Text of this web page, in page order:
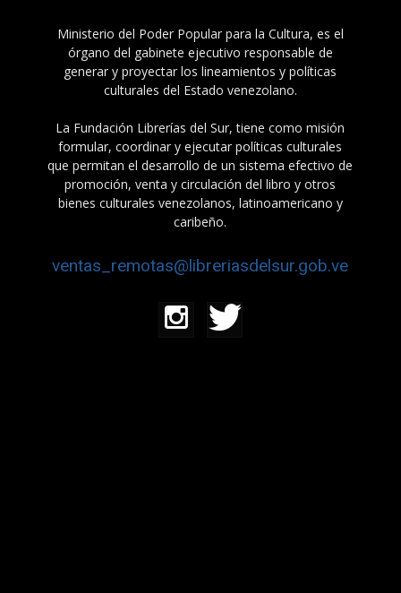
Ministerio del Poder Popular para la Cultura, es el
órgano del gabinete ejecutivo responsable de
generar y proyectar los lineamientos y políticas
culturales del Estado venezolano.
La Fundación Librerías del Sur, tiene como misión
formular, coordinar y ejecutar políticas culturales
que permitan el desarrollo de un sistema efectivo de
promoción, venta y circulación del libro y otros
bienes culturales venezolanos, latinoamericano y
caribeño.
ventas_remotas@libreriasdelsur.gob.ve